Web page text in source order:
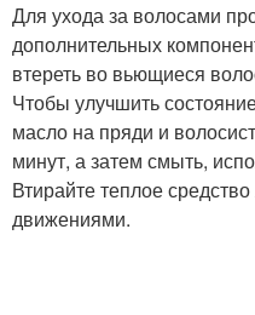
Для ухода за волосами
дополнительных
втереть во вьющиеся
Чтобы улучшить
масло на пряди и
минут, а затем смыть,
Втирайте теплое
движениями.